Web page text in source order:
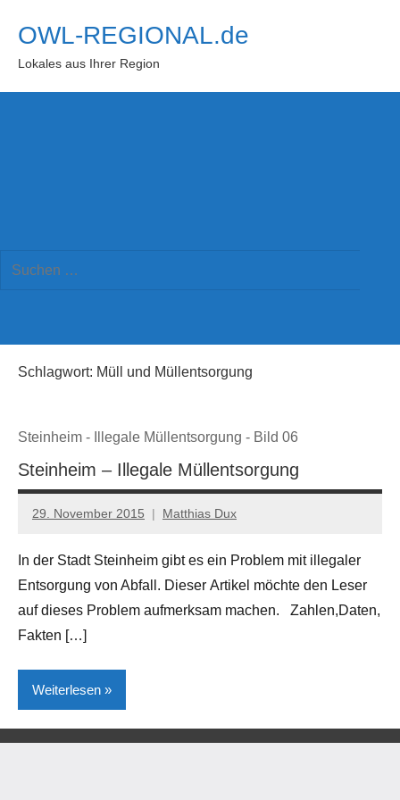
Inhalt
springen
OWL-REGIONAL.de
Lokales aus Ihrer Region
Suchen
Schlagwort: Müll und Müllentsorgung
Steinheim - Illegale Müllentsorgung - Bild 06
Steinheim – Illegale Müllentsorgung
29. November 2015 Matthias Dux
In der Stadt Steinheim gibt es ein Problem mit illegaler
Entsorgung von Abfall. Dieser Artikel möchte den Leser
auf dieses Problem aufmerksam machen. Zahlen,Daten,
Fakten […]
Weiterlesen
Kreis